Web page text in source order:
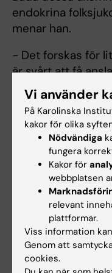
endokrina
menar han.
- Det forskas för
är svårt att få
nya läkemedel
Calissendorff.
Daniel Berglind. Foto
Cecilia Odlind.
Vi använder
På Karolinska
kakor för olika
Nödvändiga
fungera
Kakor för
webbplatsen
relevant
plattformar.
Viss information
Genom att
cookies.